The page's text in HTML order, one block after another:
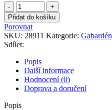
Gabardén
smetanový
s
výrazně
barevnou
kostkou
bavlněný
množství
Přidat do košíku
Porovnat
SKU: 28911 Kategorie: Gabardén
Sdílet:
Popis
Další informace
Hodnocení (0)
Doprava a doručení
Popis